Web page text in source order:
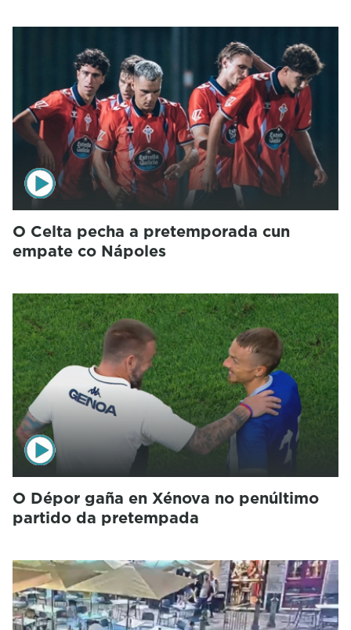
O Celta pecha a pretemporada cun
empate co Nápoles
O Dépor gaña en Xénova no penúltimo
partido da pretempada